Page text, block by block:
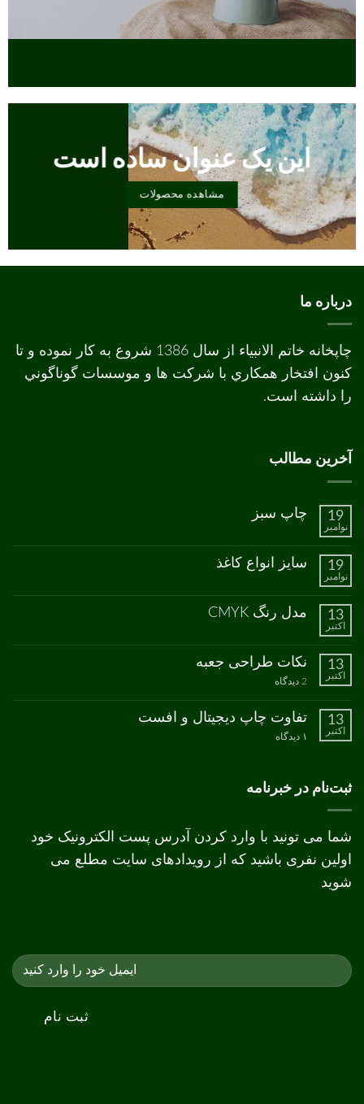
این یک عنوان ساده است
مشاهده محصولات
درباره ما
چاپخانه خاتم الانبیاء از سال 1386 شروع به کار نموده و تا
کنون افتخار همکاري با شرکت ها و موسسات گوناگوني
را داشته است.
آخرین مطالب
19
نوامبر
چاپ سبز
چاپ
ثبت
نشده
19
نوامبر
سایز انواع کاغذ
سایز
نشده
13
اکتبر
مدل رنگ CMYK
مدل
CMYK
ثبت
نشده
13
اکتبر
نکات طراحی جعبه
2 دیدگاه
برای
جعبه
13
اکتبر
تفاوت چاپ دیجیتال و افست
۱ دیدگاه
برای
افست
ثبت‌نام در خبرنامه
شما می تونید با وارد کردن آدرس پست الکترونیک خود
اولین نفری باشید که از رویدادهای سایت مطلع می
شوید